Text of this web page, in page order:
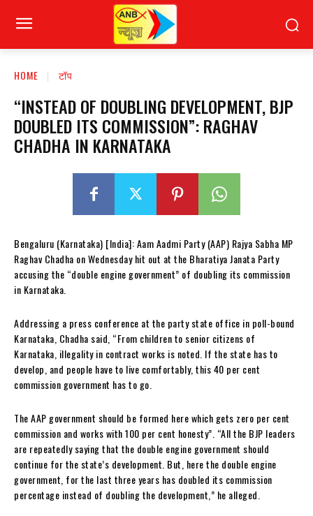
HOME टॉप
“INSTEAD OF DOUBLING DEVELOPMENT, BJP
DOUBLED ITS COMMISSION”: RAGHAV
CHADHA IN KARNATAKA
Bengaluru (Karnataka) [India]: Aam Aadmi Party (AAP) Rajya Sabha MP
Raghav Chadha on Wednesday hit out at the Bharatiya Janata Party
accusing the “double engine government” of doubling its commission
in Karnataka.
Addressing a press conference at the party state office in poll-bound
Karnataka, Chadha said, “From children to senior citizens of
Karnataka, illegality in contract works is noted. If the state has to
develop, and people have to live comfortably, this 40 per cent
commission government has to go.
The AAP government should be formed here which gets zero per cent
commission and works with 100 per cent honesty”. “All the BJP leaders
are repeatedly saying that the double engine government should
continue for the state’s development. But, here the double engine
government, for the last three years has doubled its commission
percentage instead of doubling the development,” he alleged.